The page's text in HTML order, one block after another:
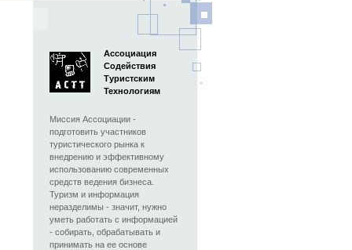
Ассоциация
Содействия
Туристским
Технологиям
Миссия Ассоциации -
подготовить участников
туристического рынка к
внедрению и эффективному
использованию современных
средств ведения бизнеса.
Туризм и информация
неразделимы - значит, нужно
уметь работать с информацией
- собирать, обрабатывать и
принимать на ее основе